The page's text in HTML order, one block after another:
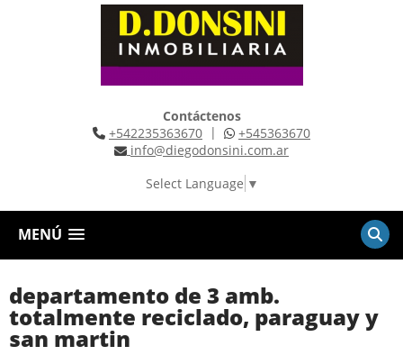
Contáctenos
+542235363670 |
+545363670
info@diegodonsini.com.ar
Select Language ▼
MENÚ
departamento de 3 amb.
totalmente reciclado, paraguay y
san martin